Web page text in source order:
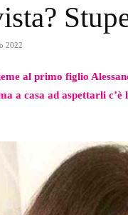
2022
al primo figlio
a casa ad aspettarli